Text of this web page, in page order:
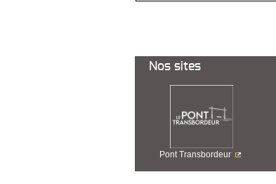
Nos sites
Pont Transbordeur